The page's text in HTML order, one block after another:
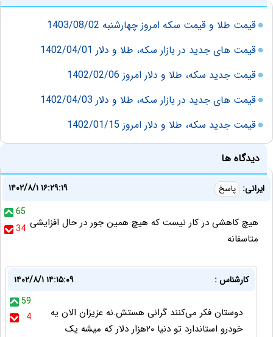
قیمت طلا و قیمت سکه امروز چهارشنبه 1403/08/02
قیمت های جدید در بازار سکه، طلا و دلار 1402/04/01
قیمت جدید سکه، طلا و دلار امروز 1402/02/06
قیمت های جدید در بازار سکه، طلا و دلار 1402/04/03
قیمت جدید سکه، طلا و دلار امروز 1402/01/15
دیدگاه ها
ایرانی: پاسخ
۱۴۰۲/۸/۱ ۱۶:۲۹:۱۹
65
34 هیچ کاهشی در کار نیست که هیچ همین جور در حال افزایشی
متاسفانه
کارشناس :
۱۴۰۲/۸/۱ ۱۴:۱۵:۰۹
59
4
دوستان فکر می‌کنند گرانی هستش.نه عزیزان الان یه
خودرو استاندارد تو دنیا ۲۰هزار دلار که میشه یک